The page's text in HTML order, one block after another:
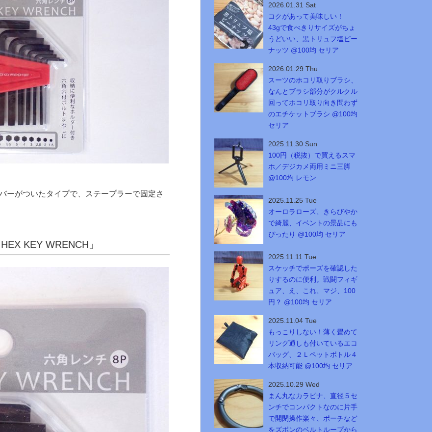
ーがついたタイプで、ステープラーで固定さ
KEY WRENCH」
2026.01.31 Sat
コクがあって美味しい！
43gで食べきりサイズがちょ
うどいい、黒トリュフ塩ピー
ナッツ @100均 セリア
2026.01.29 Thu
スーツのホコリ取りブラシ、
なんとブラシ部分がクルクル
回ってホコリ取り向き問わず
のエチケットブラシ @100均
セリア
2025.11.30 Sun
100円（税抜）で買えるスマ
ホ／デジカメ両用ミニ三脚
@100均 レモン
2025.11.25 Tue
オーロラローズ、きらびやか
で綺麗、イベントの景品にも
ぴったり @100均 セリア
2025.11.11 Tue
スケッチでポーズを確認した
りするのに便利。戦闘フィギ
ュア、え、これ、マジ、100
円？ @100均 セリア
2025.11.04 Tue
もっこりしない！薄く畳めて
リング通しも付いているエコ
バッグ、２Ｌペットボトル４
本収納可能 @100均 セリア
2025.10.29 Wed
まん丸なカラビナ、直径５セ
ンチでコンパクトなのに片手
で開閉操作楽々、ポーチなど
をズボンのベルトループから